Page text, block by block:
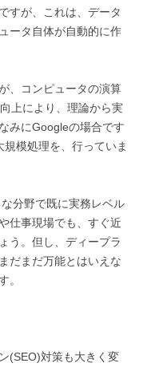
すが、これは、データ
ータ自体が自動的に作
、コンピュータの演算
上により、理論から実
みにGoogleの場合です
模処理を、行っていま
分野で既に実務レベル
仕事現場でも、すぐ近
う。但し、ディープラ
だまだ万能とはいえな
。
(SEO)対策も大きく変